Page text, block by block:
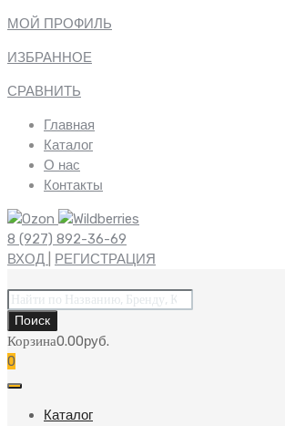
МОЙ ПРОФИЛЬ
ИЗБРАННОЕ
СРАВНИТЬ
Главная
Каталог
О нас
Контакты
8 (927) 892-36-69
ВХОД
РЕГИСТРАЦИЯ
Поиск
товаров
Поиск
Корзина0.00руб.
0
Каталог